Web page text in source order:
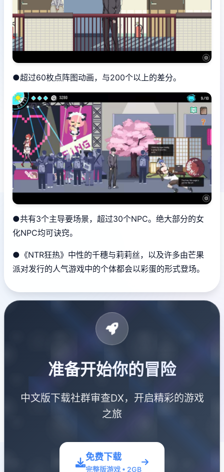
●超过60枚点阵图动画，与200个以上的差分。
●共有3个主导要场景，超过30个NPC。绝大部分的女
化NPC均可诀窍。
●《NTR狂热》中性的千穗与莉莉丝，以及许多由芒果
派对发行的人气游戏中的个体都会以彩蛋的形式登场。
准备开始你的冒险
中文版下载社群审查DX，开启精彩的游戏
之旅
免费下载
完整版游戏 • 2GB